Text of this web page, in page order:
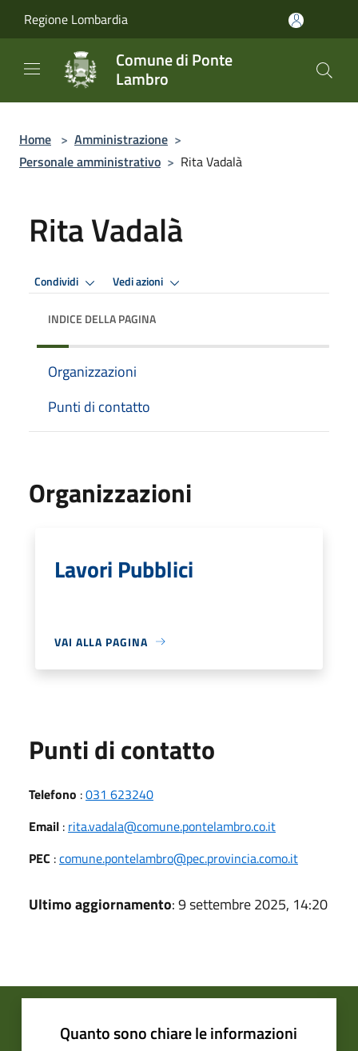
Regione Lombardia
Comune di Ponte
Lambro
Home > Amministrazione >
Personale amministrativo > Rita Vadalà
Rita Vadalà
Condividi Vedi azioni
INDICE DELLA PAGINA
Organizzazioni
Punti di contatto
Organizzazioni
Lavori Pubblici
VAI ALLA PAGINA
Punti di contatto
Telefono :031 623240
Email : rita.vadala@comune.pontelambro.co.it
PEC :comune.pontelambro@pec.provincia.como.it
Ultimo aggiornamento: 9 settembre 2025, 14:20
Quanto sono chiare le informazioni